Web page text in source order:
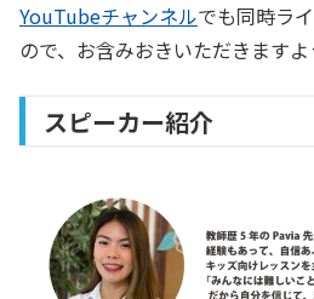
YouTubeチャンネルでも同時ラ
ので、お含みおきいただきますよ
スピーカー紹介